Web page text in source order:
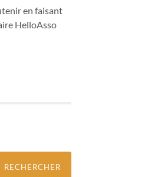
en faisant
HelloAsso